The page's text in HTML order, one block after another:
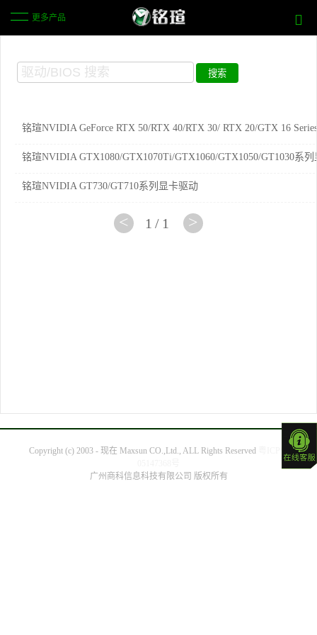
更多产品
铭瑄NVIDIA GeForce RTX 50/RTX 40/RTX 30/ RTX 20/GTX 16
铭瑄NVIDIA GTX1080/GTX1070Ti/GTX1060/GTX1050/GT1030系
铭瑄NVIDIA GT730/GT710系列显卡驱动
< 1/1 >
Copyright (c) 2003 - 现在 Maxsun CO.,Ltd., ALL Rights Reserved
广州商科信息科技有限公司 版权所有